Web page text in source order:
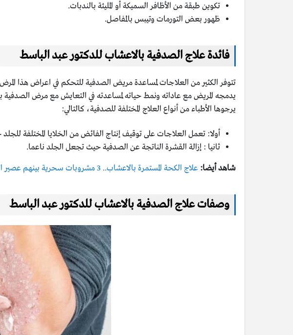
تكوين طبقة من الأظافر السميكة أو المليئة بالندبات.
ظهور بعض التورمات وتيبس بالمفاصل.
فائدة علاج الصدفية بالاعشاب للدكتور عبد الباسط
تتوفر الكثير من العلاجات لمساعدة مريض الصدفية للتحكم في اعراض هذا
يدمجه المريض مع عاداته ونمط حياته لمساعدته في التعايش مع مرض
يرجوها الأطباء من أنواع العلاج المختلفة للصدفية، كالتالي:
أولا: تعمل العلاجات على توقيف إنتاج الفائض من الخلايا المختلفة
ثانيا : إزالة القشرة الناتجة عن الصدفية حيث تجعل الجلد ناعما.
شاهد أيضا: علاج الكحة المستمرة بالاعشاب.. 3 مشروبات سحرية بينهم عصير البصل
وصفات علاج الصدفية بالاعشاب للدكتور عبد الباسط